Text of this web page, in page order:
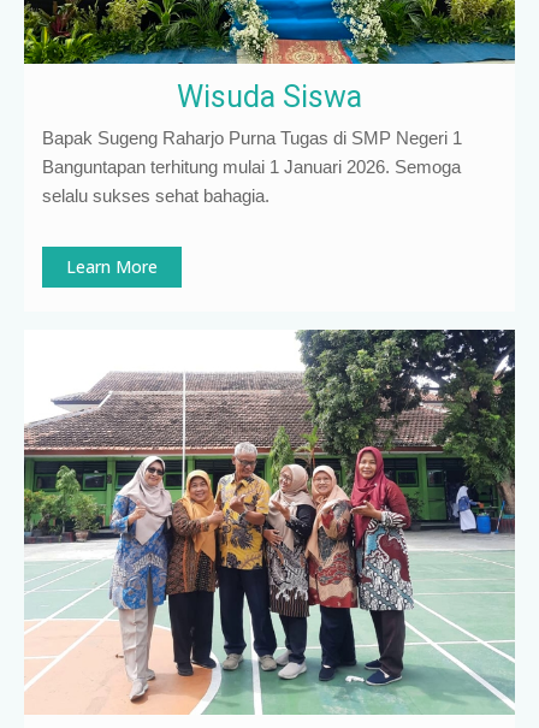
Wisuda Siswa
Bapak Sugeng Raharjo Purna Tugas di SMP Negeri 1
Banguntapan terhitung mulai 1 Januari 2026. Semoga
selalu sukses sehat bahagia.
Learn More